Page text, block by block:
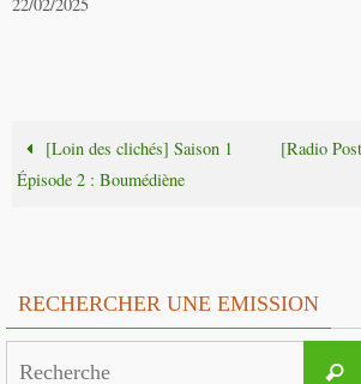
[Loin des clichés] Saison 1
Épisode 2 : Boumédiène
[Radio
RECHERCHER UNE EMISSION